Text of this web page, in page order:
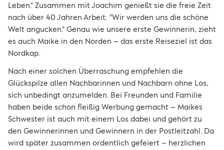
Leben." Zusammen mit Joachim genießt sie die freie Zeit
nach über 40 Jahren Arbeit: "Wir werden uns die schöne
Welt angucken." Genau wie unsere erste Gewinnerin, zieht
es auch Maike in den Norden – das erste Reiseziel ist das
Nordkap.
Nach einer solchen Überraschung empfehlen die
Glückspilze allen Nachbarinnen und Nachbarn ohne Los,
sich unbedingt anzumelden. Bei Freunden und Familie
haben beide schon fleißig Werbung gemacht – Maikes
Schwester ist auch mit einem Los dabei und gehört zu
den Gewinnerinnen und Gewinnern in der Postleitzahl. Da
wird später zusammen ordentlich gefeiert – herzlichen